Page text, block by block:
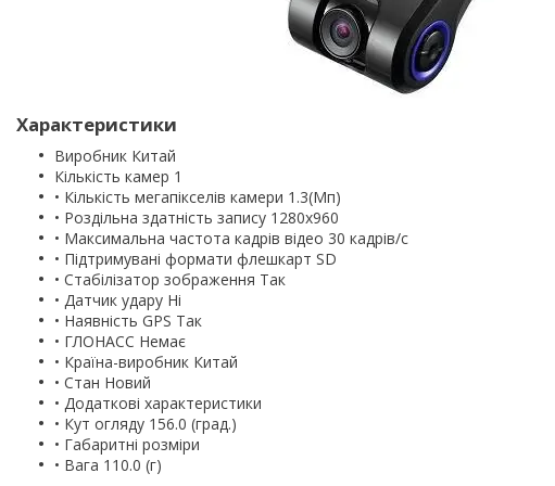
Характеристики
Виробник Китай
Кількість камер 1
• Кількість мегапікселів камери 1.3(Мп)
• Роздільна здатність запису 1280х960
• Максимальна частота кадрів відео 30 кадрів/с
• Підтримувані формати флешкарт SD
• Стабілізатор зображення Так
• Датчик удару Ні
• Наявність GPS Так
• ГЛОНАСС Немає
• Країна-виробник Китай
• Стан Новий
• Додаткові характеристики
• Кут огляду 156.0 (град.)
• Габаритні розміри
• Вага 110.0 (г)